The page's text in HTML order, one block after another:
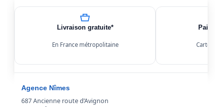
Livraison gratuite*
En France métropolitaine Carte,
Agence Nîmes
687 Ancienne route d’Avignon